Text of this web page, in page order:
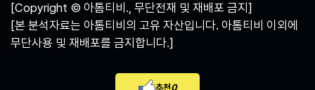
[Copyright © 아톰티비., 무단전재 및 재배포 금지]
[본 분석자료는 아톰티비의 고유 자산입니다. 아톰티비 이외에
무단사용 및 재배포를 금지합니다.]
추천0